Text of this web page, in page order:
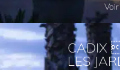
CADIX
LES